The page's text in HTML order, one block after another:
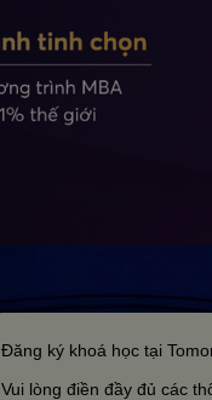
Đăng ký khoá học tại
Vui lòng điền đầy đủ các